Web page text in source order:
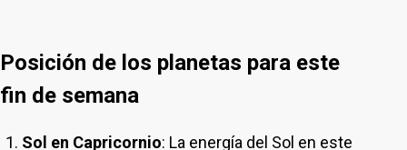
Posición de los planetas para este
fin de semana
Sol en Capricornio: La energía del Sol en este